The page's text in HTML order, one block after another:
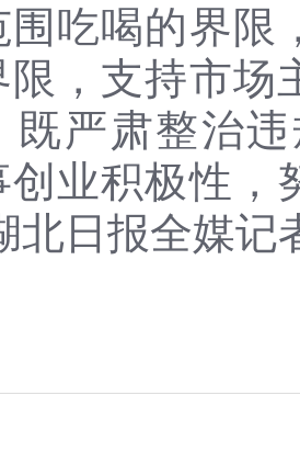
围吃喝的界限
限，支持市场
既严肃整治
创业积极性，
北日报全媒记